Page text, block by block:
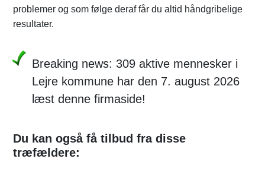
problemer og som følge deraf får du altid håndgribelige
resultater.
Breaking news: 309 aktive mennesker i
Lejre kommune har den 7. august 2026
læst denne firmaside!
Du kan også få tilbud fra disse
træfældere: